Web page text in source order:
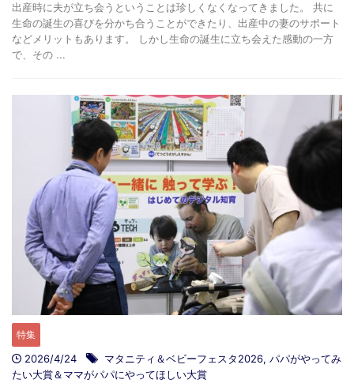
出産時に夫が立ち会うということは珍しくなくなってきました。 共に
生命の誕生の喜びを分かち合うことができたり、出産中の妻のサポート
などメリットもあります。 しかし生命の誕生に立ち会えた感動の一方
で、その ...
特集
2026/4/24 マタニティ＆ベビーフェスタ2026, パパがやってみ
たい大賞＆ママがパパにやってほしい大賞